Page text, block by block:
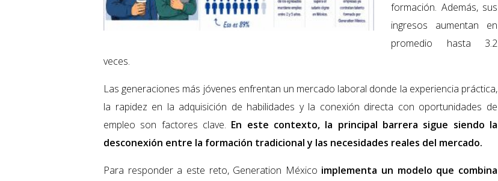
formación. Además, sus
ingresos aumentan en
promedio hasta 3.2
veces.
Las generaciones más jóvenes enfrentan un mercado laboral donde la experiencia práctica,
la rapidez en la adquisición de habilidades y la conexión directa con oportunidades de
empleo son factores clave. En este contexto, la principal barrera sigue siendo la
desconexión entre la formación tradicional y las necesidades reales del mercado.
Para responder a este reto, Generation México implementa un modelo que combina